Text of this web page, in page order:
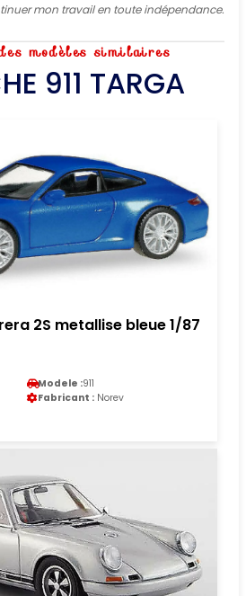
mon travail en toute indépendance.
modèles similaires
911 TARGA
2S metallise bleue 1/87
Modele :911
Fabricant : Norev